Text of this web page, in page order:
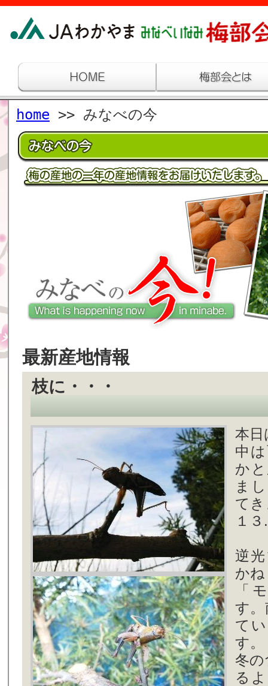
home >> みなべの今
最新産地情報
枝に・・・
本日
中
か
ま
て
１
逆
か
「
す。
て
す。
冬
る